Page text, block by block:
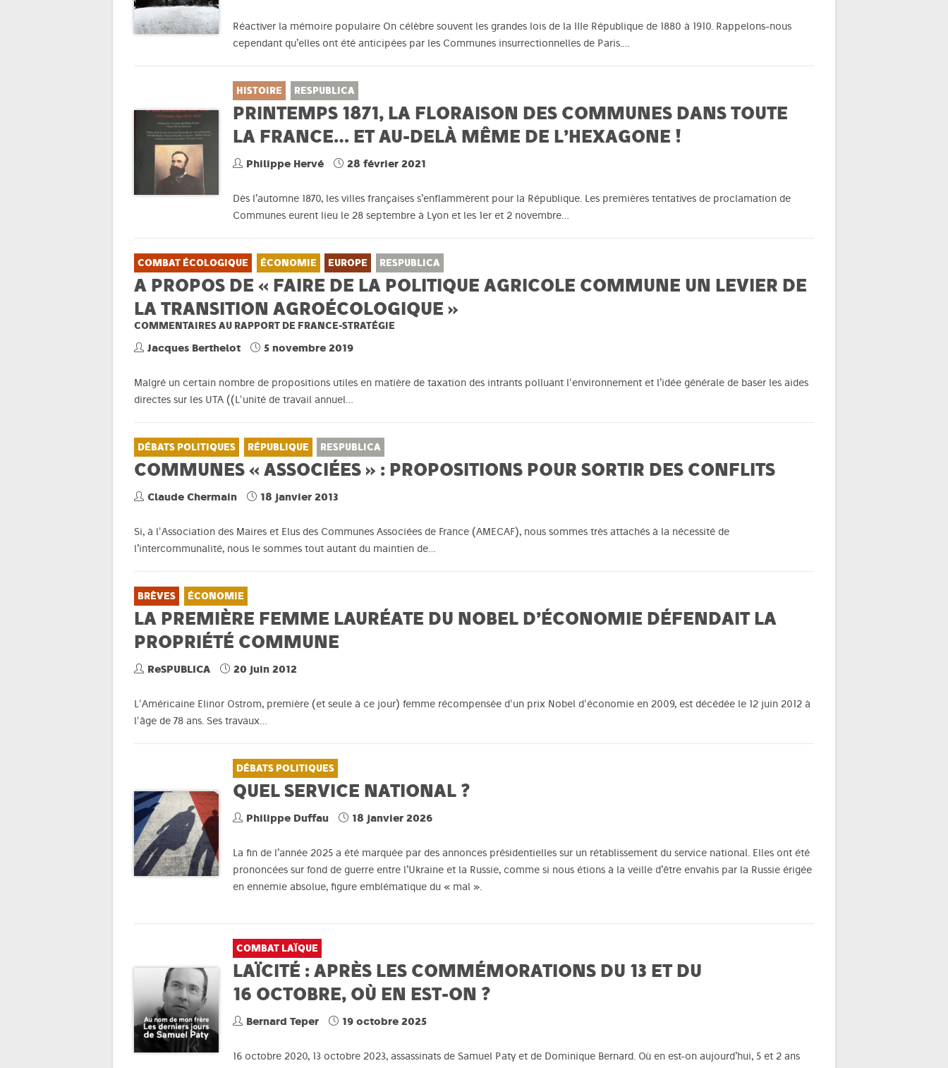
Réactiver la mémoire populaire On célèbre souvent les grandes lois de la IIIe République de 1880 à 1910. Rappelons-nous
cependant qu’elles ont été anticipées par les Communes insurrectionnelles de Paris.…
HISTOIRE RESPUBLICA
PRINTEMPS 1871, LA FLORAISON DES COMMUNES DANS TOUTE
LA FRANCE… ET AU-DELÀ MÊME DE L’HEXAGONE !
Philippe Hervé 28 février 2021
Dès l’automne 1870, les villes françaises s’enflammèrent pour la République. Les premières tentatives de proclamation de
Communes eurent lieu le 28 septembre à Lyon et les 1er et 2 novembre…
COMBAT ÉCOLOGIQUE ÉCONOMIE EUROPE RESPUBLICA
A PROPOS DE « FAIRE DE LA POLITIQUE AGRICOLE COMMUNE UN LEVIER DE
LA TRANSITION AGROÉCOLOGIQUE »
COMMENTAIRES AU RAPPORT DE FRANCE-STRATÉGIE
Jacques Berthelot 5 novembre 2019
Malgré un certain nombre de propositions utiles en matière de taxation des intrants polluant l'environnement et l’idée générale de baser les aides
directes sur les UTA ((L'unité de travail annuel…
DÉBATS POLITIQUES RÉPUBLIQUE RESPUBLICA
COMMUNES « ASSOCIÉES » : PROPOSITIONS POUR SORTIR DES CONFLITS
Claude Chermain 18 janvier 2013
Si, à l'Association des Maires et Elus des Communes Associées de France (AMECAF), nous sommes très attachés à la nécessité de
l’intercommunalité, nous le sommes tout autant du maintien de…
BRÈVES ÉCONOMIE
LA PREMIÈRE FEMME LAURÉATE DU NOBEL D’ÉCONOMIE DÉFENDAIT LA
PROPRIÉTÉ COMMUNE
ReSPUBLICA 20 juin 2012
L'Américaine Elinor Ostrom, première (et seule à ce jour) femme récompensée d'un prix Nobel d'économie en 2009, est décédée le 12 juin 2012 à
l'âge de 78 ans. Ses travaux…
DÉBATS POLITIQUES
QUEL SERVICE NATIONAL ?
Philippe Duffau 18 janvier 2026
La fin de l’année 2025 a été marquée par des annonces présidentielles sur un rétablissement du service national. Elles ont été
prononcées sur fond de guerre entre l’Ukraine et la Russie, comme si nous étions à la veille d’être envahis par la Russie érigée
en ennemie absolue, figure emblématique du « mal ».
COMBAT LAÏQUE
LAÏCITÉ : APRÈS LES COMMÉMORATIONS DU 13 ET DU
16 OCTOBRE, OÙ EN EST-ON ?
Bernard Teper 19 octobre 2025
16 octobre 2020, 13 octobre 2023, assassinats de Samuel Paty et de Dominique Bernard. Où en est-on aujourd’hui, 5 et 2 ans